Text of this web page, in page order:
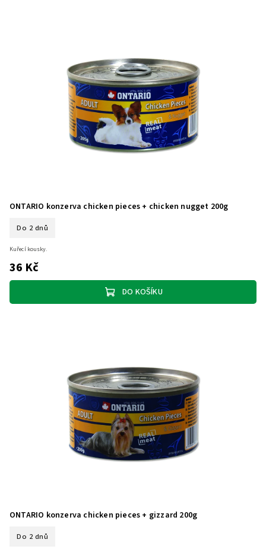
ONTARIO konzerva chicken pieces + chicken nugget 200g
Do 2 dnů
36 Kč
DO KOŠÍKU
Kuřecí kousky.
ONTARIO konzerva chicken pieces + gizzard 200g
Do 2 dnů